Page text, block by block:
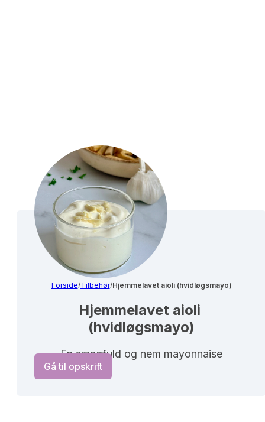
Forside/Tilbehør/Hjemmelavet aioli (hvidløgsmayo)
Hjemmelavet aioli
(hvidløgsmayo)
En smagfuld og nem mayonnaise
Gå til opskrift